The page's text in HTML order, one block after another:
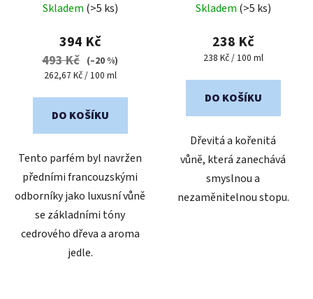
hodnocení
produktu
je
5,0
5
Skladem (>5 ks)
394 Kč
493 Kč (–20 %)
Měrná
262,67 Kč / 100 ml
DO KOŠÍKU
Tento parfém byl navržen
předními francouzskými
odborníky jako luxusní vůně
se základními tóny
cedrového dřeva a aroma
jedle.
hodnocení
produktu
je
z
Skladem (>5 ks)
238 Kč
Měrná
238 Kč / 100 ml
DO KOŠÍKU
Dřevitá a kořenitá
vůně, která zanechává
smyslnou a
nezaměnitelnou stopu.